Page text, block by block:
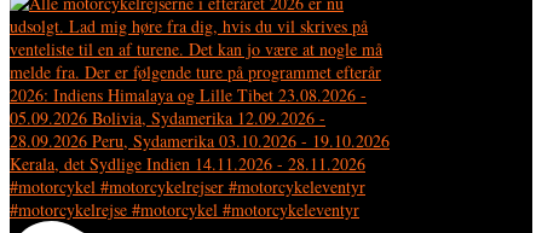
#motorcykelrejse #motorcykel #motorcykeleventyr